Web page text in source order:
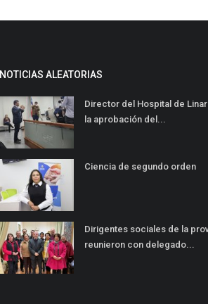
NOTICIAS ALEATORIAS
Director del Hospital de
la aprobación del...
Ciencia de segundo orden
Dirigentes sociales de la
reunieron con delegado...